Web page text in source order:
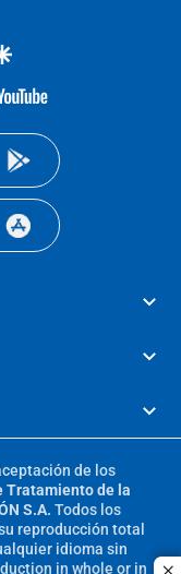
google
youtube-
de los
Tratamiento de la
S.A. Todos los
reproducción total
idioma sin
in whole or in